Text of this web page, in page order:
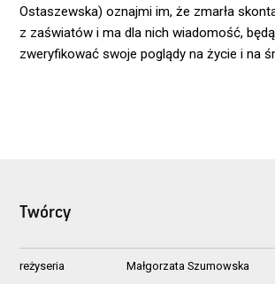
Ostaszewska) oznajmi im, że zmarła
z zaświatów i ma dla nich wiadomość,
zweryfikować swoje poglądy na życie i na
Twórcy
reżyseria Małgorzata Szumowska